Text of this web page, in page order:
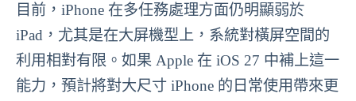
目前，iPhone 在多任務處理方面仍明顯弱於
iPad，尤其是在大屏機型上，系統對橫屏空間的
利用相對有限。如果 Apple 在 iOS 27 中補上這一
能力，預計將對大尺寸 iPhone 的日常使用帶來更